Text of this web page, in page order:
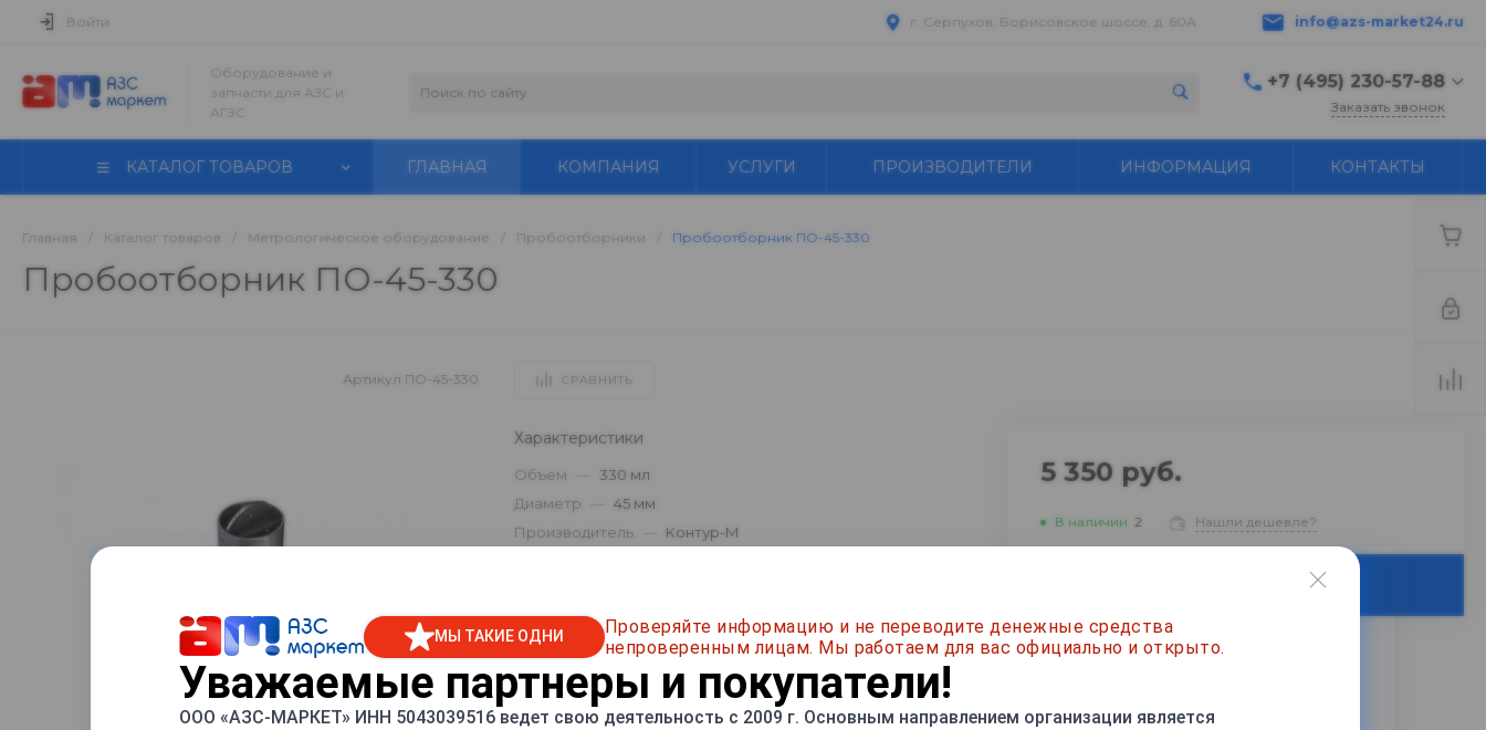
г. Серпухов, Борисовское шоссе, д. 60А info@azs-market24.ru
Войти
Оборудование и
запчасти для АЗС и
АГЗС
+7 (495) 230-57-88
г. Серпухов,
Заказать звонок
КАТАЛОГ ТОВАРОВ ГЛАВНАЯ КОМПАНИЯ УСЛУГИ ПРОИЗВОДИТЕЛИ ИНФОРМАЦИЯ КОНТАКТЫ
Главная Каталог товаров Метрологическое оборудование Пробоотборники Пробоотборник ПО-45-330
Пробоотборник ПО-45-330
Артикул ПО-45-330 СРАВНИТЬ
Характеристики
Объем
330 мл
Диаметр
45 мм
Производитель
Контур-М
5 350 руб.
В наличии 2 Нашли дешевле?
МЫ ТАКИЕ ОДНИ
Проверяйте информацию и не переводите денежные средства
непроверенным лицам. Мы работаем для вас официально и открыто.
Уважаемые партнеры и покупатели!
ООО «АЗС-МАРКЕТ» ИНН 5043039516 ведет свою деятельность с 2009 г. Основным направлением организации является